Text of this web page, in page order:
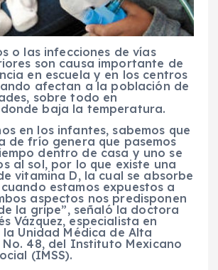
o las infecciones de vías
son causa importante de
en escuela y en los centros
afectan a la población de
sobre todo en
baja la temperatura.
en los infantes, sabemos que
de frío genera que pasemos
dentro de casa y uno se
al sol, por lo que existe una
vitamina D, la cual se absorbe
estamos expuestos a
aspectos nos predisponen
la gripe”, señaló la doctora
Vázquez, especialista en
Unidad Médica de Alta
No. 48, del Instituto Mexicano
(IMSS).